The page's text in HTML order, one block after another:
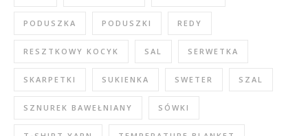
PODUSZKA PODUSZKI REDY
RESZTKOWY KOCYK SAL SERWETKA
SKARPETKI SUKIENKA SWETER SZAL
SZNUREK BAWEŁNIANY SÓWKI